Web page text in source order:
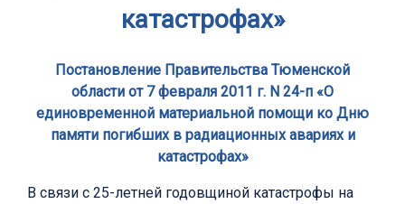
катастрофах»
Постановление Правительства Тюменской
области от 7 февраля 2011 г. N 24-п «О
единовременной материальной помощи ко Дню
памяти погибших в радиационных авариях и
катастрофах»
В связи с 25-летней годовщиной катастрофы на